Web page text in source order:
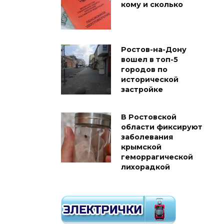
кому и сколько
Ростов-на-Дону
вошел в топ-5
городов по
исторической
застройке
В Ростовской
области фиксируют
заболевания
крымской
геморрагической
лихорадкой